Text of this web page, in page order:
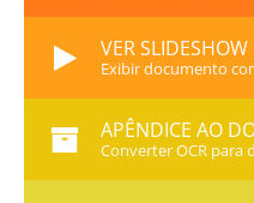
VER SLIDESHOW
Exibir documento
APÊNDICE AO
Converter OCR para